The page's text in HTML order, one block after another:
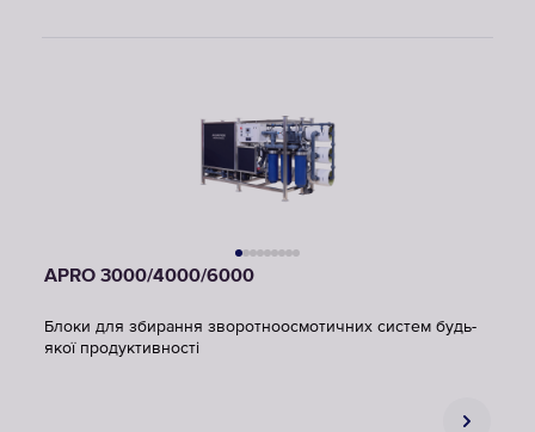
APRO 3000/4000/6000
Блоки для збирання зворотноосмотичних систем будь-
якої продуктивності